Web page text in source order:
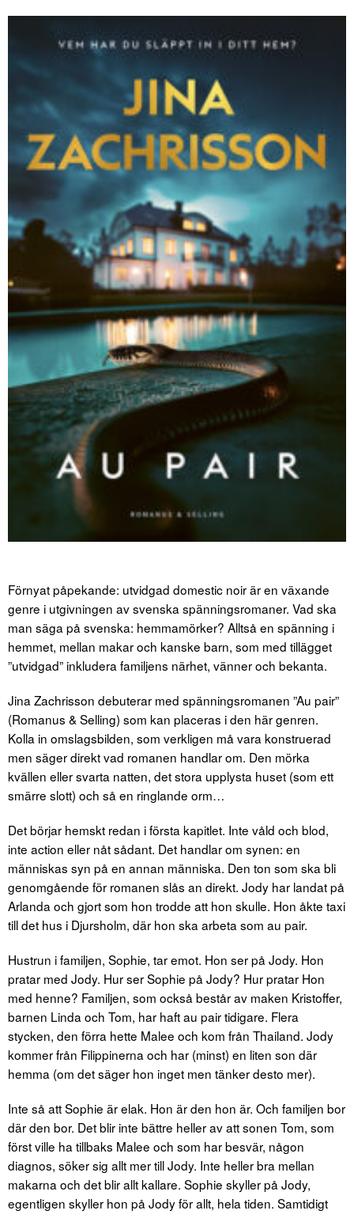
Förnyat påpekande: utvidgad domestic noir är en växande
genre i utgivningen av svenska spänningsromaner. Vad ska
man säga på svenska: hemmamörker? Alltså en spänning i
hemmet, mellan makar och kanske barn, som med tillägget
”utvidgad” inkludera familjens närhet, vänner och bekanta.
Jina Zachrisson debuterar med spänningsromanen ”Au pair”
(Romanus & Selling) som kan placeras i den här genren.
Kolla in omslagsbilden, som verkligen må vara konstruerad
men säger direkt vad romanen handlar om. Den mörka
kvällen eller svarta natten, det stora upplysta huset (som ett
smärre slott) och så en ringlande orm…
Det börjar hemskt redan i första kapitlet. Inte våld och blod,
inte action eller nåt sådant. Det handlar om synen: en
människas syn på en annan människa. Den ton som ska bli
genomgående för romanen slås an direkt. Jody har landat på
Arlanda och gjort som hon trodde att hon skulle. Hon åkte taxi
till det hus i Djursholm, där hon ska arbeta som au pair.
Hustrun i familjen, Sophie, tar emot. Hon ser på Jody. Hon
pratar med Jody. Hur ser Sophie på Jody? Hur pratar Hon
med henne? Familjen, som också består av maken Kristoffer,
barnen Linda och Tom, har haft au pair tidigare. Flera
stycken, den förra hette Malee och kom från Thailand. Jody
kommer från Filippinerna och har (minst) en liten son där
hemma (om det säger hon inget men tänker desto mer).
Inte så att Sophie är elak. Hon är den hon är. Och familjen bor
där den bor. Det blir inte bättre heller av att sonen Tom, som
först ville ha tillbaks Malee och som har besvär, någon
diagnos, söker sig allt mer till Jody. Inte heller bra mellan
makarna och det blir allt kallare. Sophie skyller på Jody,
egentligen skyller hon på Jody för allt, hela tiden. Samtidigt